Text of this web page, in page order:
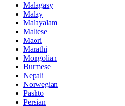
Malagasy
Malay
Malayalam
Maltese
Maori
Marathi
Mongolian
Burmese
Nepali
Norwegian
Pashto
Persian